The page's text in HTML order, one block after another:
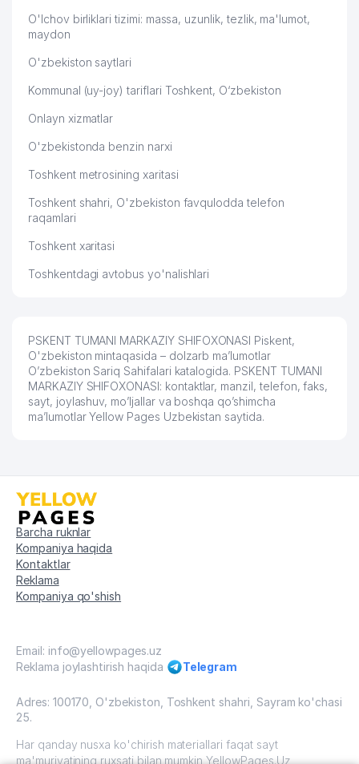
O'lchov birliklari tizimi: massa, uzunlik, tezlik, ma'lumot,
maydon
O'zbekiston saytlari
Kommunal (uy-joy) tariflari Toshkent, O‘zbekiston
Onlayn xizmatlar
O'zbekistonda benzin narxi
Toshkent metrosining xaritasi
Toshkent shahri, O'zbekiston favqulodda telefon
raqamlari
Toshkent xaritasi
Toshkentdagi avtobus yo'nalishlari
PSKENT TUMANI MARKAZIY SHIFOXONASI Piskent,
O'zbekiston mintaqasida – dolzarb ma’lumotlar
O’zbekiston Sariq Sahifalari katalogida. PSKENT TUMANI
MARKAZIY SHIFOXONASI: kontaktlar, manzil, telefon, faks,
sayt, joylashuv, mo’ljallar va boshqa qo’shimcha
ma’lumotlar Yellow Pages Uzbekistan saytida.
Barcha ruknlar
Kompaniya haqida
Kontaktlar
Reklama
Kompaniya qo'shish
Email: info@yellowpages.uz
Reklama joylashtirish haqida
Telegram
Adres: 100170, O'zbekiston, Toshkent shahri, Sayram ko'chasi
25.
Har qanday nusxa ko'chirish materiallari faqat sayt
ma'muriyatining ruxsati bilan mumkin YellowPages.Uz